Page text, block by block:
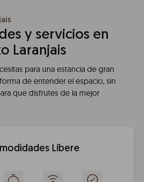
y servicios en
Laranjais
para una estancia de gran
de entender el espacio, sin
que disfrutes de la mejor
Líbere